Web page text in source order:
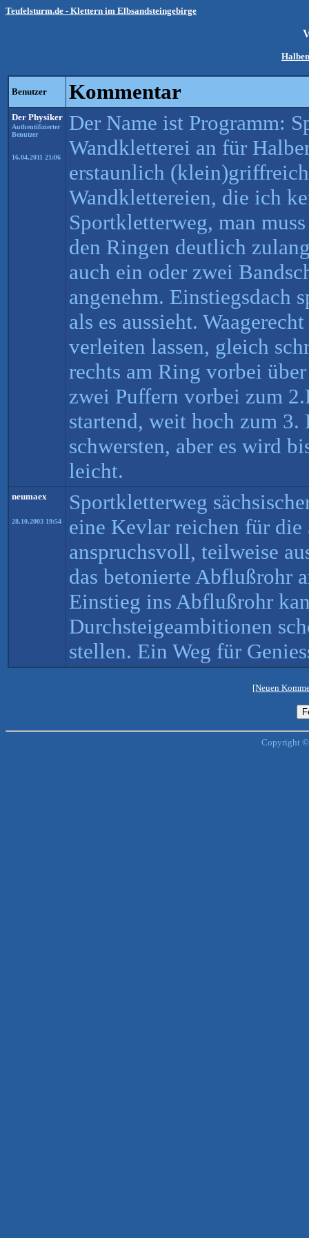
Teufelsturm.de - Klettern im Elbsandsteingebirge
Benutzer Kommentar
Der Physiker
Authentifizierter
Benutzer
16.04.2011 21:06
Der Name ist Programm:
Wandkletterei an für
erstaunlich
Wandklettereien, die ich
Sportkletterweg, man
den Ringen deutlich
auch ein oder zwei
angenehm. Einstiegsdach
als es aussieht.
verleiten lassen, gleich
rechts am Ring vorbei
zwei Puffern vorbei zum
startend, weit hoch zum 3.
schwersten, aber es wird
leicht.
neumaex
28.10.2003 19:54
Sportkletterweg
eine Kevlar reichen für die
anspruchsvoll, teilweise
das betonierte Abflußrohr
Einstieg ins Abflußrohr
Durchsteigeambitionen
stellen. Ein Weg für
[Neuen
Copyright ©